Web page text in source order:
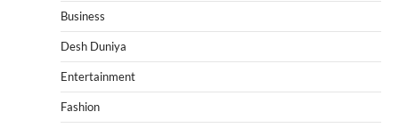
Business
Desh Duniya
Entertainment
Fashion